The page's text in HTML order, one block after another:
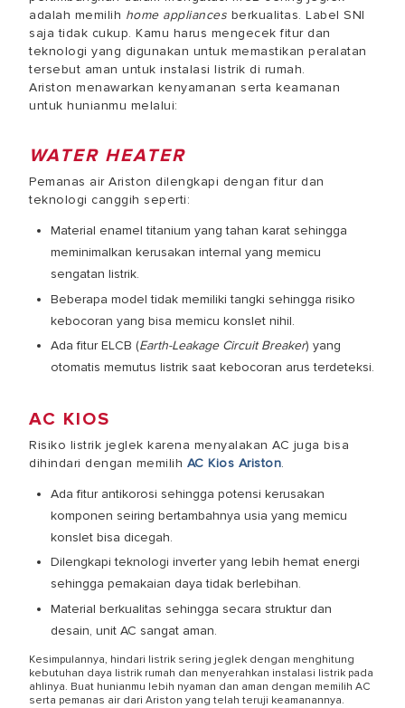
adalah memilih home appliances berkualitas. Label SNI
saja tidak cukup. Kamu harus mengecek fitur dan
teknologi yang digunakan untuk memastikan peralatan
tersebut aman untuk instalasi listrik di rumah.
Ariston menawarkan kenyamanan serta keamanan
untuk hunianmu melalui:
WATER HEATER
Pemanas air Ariston dilengkapi dengan fitur dan
teknologi canggih seperti:
Material enamel titanium yang tahan karat sehingga
meminimalkan kerusakan internal yang memicu
sengatan listrik.
Beberapa model tidak memiliki tangki sehingga risiko
kebocoran yang bisa memicu konslet nihil.
Ada fitur ELCB (Earth-Leakage Circuit Breaker) yang
otomatis memutus listrik saat kebocoran arus terdeteksi.
AC KIOS
Risiko listrik jeglek karena menyalakan AC juga bisa
dihindari dengan memilih AC Kios Ariston.
Ada fitur antikorosi sehingga potensi kerusakan
komponen seiring bertambahnya usia yang memicu
konslet bisa dicegah.
Dilengkapi teknologi inverter yang lebih hemat energi
sehingga pemakaian daya tidak berlebihan.
Material berkualitas sehingga secara struktur dan
desain, unit AC sangat aman.
Kesimpulannya, hindari listrik sering jeglek dengan menghitung
kebutuhan daya listrik rumah dan menyerahkan instalasi listrik pada
ahlinya. Buat hunianmu lebih nyaman dan aman dengan memilih AC
serta pemanas air dari Ariston yang telah teruji keamanannya.